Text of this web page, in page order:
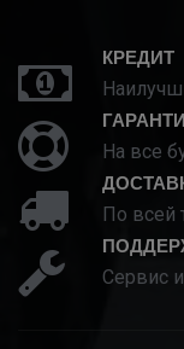
КРЕДИТ
На все
По всей
Сервис